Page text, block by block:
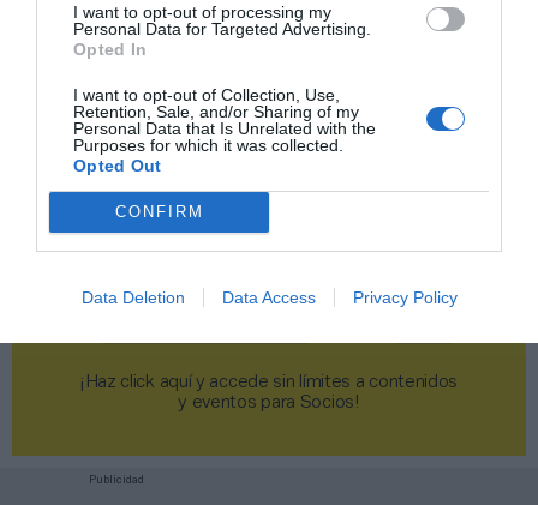
I want to opt-out of processing my
Personal Data for Targeted Advertising.
Opted In
I want to opt-out of Collection, Use,
Retention, Sale, and/or Sharing of my
Personal Data that Is Unrelated with the
Purposes for which it was collected.
Opted Out
CONFIRM
Data Deletion Data Access Privacy Policy
¡Haz click aquí y accede sin límites a contenidos
y eventos para Socios!​​​​​​​
Publicidad